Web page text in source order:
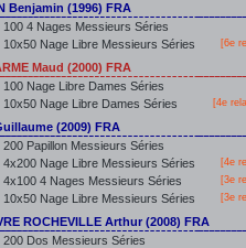
Benjamin (1996) FRA
100 4 Nages Messieurs Séries
10x50 Nage Libre Messieurs Séries [6e
Maud (2000) FRA
100 Nage Libre Dames Séries
10x50 Nage Libre Dames Séries [4e
(2009) FRA
200 Papillon Messieurs Séries
4x200 Nage Libre Messieurs Séries [4e
4x100 4 Nages Messieurs Séries [3e
10x50 Nage Libre Messieurs Séries [3e
ROCHEVILLE Arthur (2008) FRA
200 Dos Messieurs Séries